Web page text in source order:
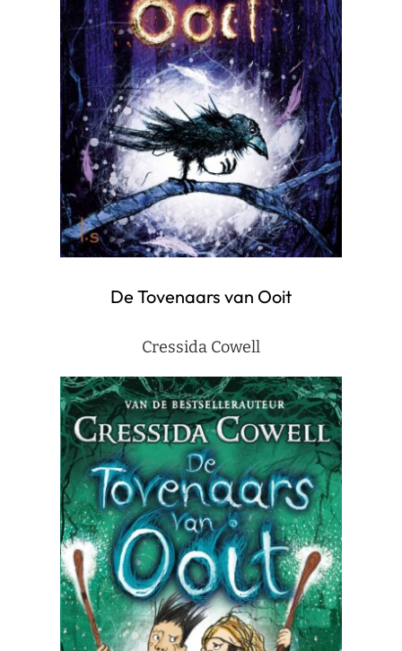
De Tovenaars van Ooit
Cressida Cowell